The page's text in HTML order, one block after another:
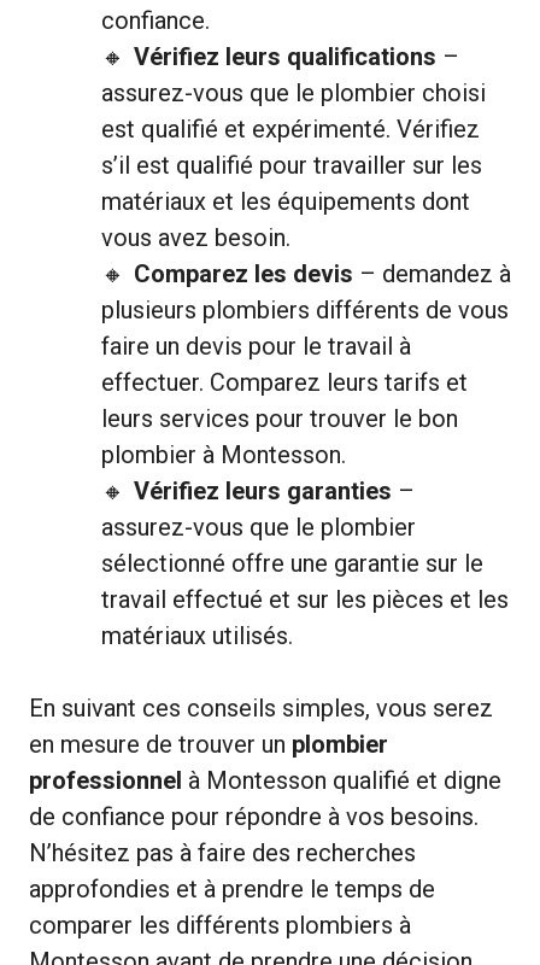
confiance.
Vérifiez leurs qualifications –
assurez-vous que le plombier choisi
est qualifié et expérimenté. Vérifiez
s’il est qualifié pour travailler sur les
matériaux et les équipements dont
vous avez besoin.
Comparez les devis – demandez à
plusieurs plombiers différents de vous
faire un devis pour le travail à
effectuer. Comparez leurs tarifs et
leurs services pour trouver le bon
plombier à Montesson.
Vérifiez leurs garanties –
assurez-vous que le plombier
sélectionné offre une garantie sur le
travail effectué et sur les pièces et les
matériaux utilisés.
En suivant ces conseils simples, vous serez
en mesure de trouver un plombier
professionnel à Montesson qualifié et digne
de confiance pour répondre à vos besoins.
N’hésitez pas à faire des recherches
approfondies et à prendre le temps de
comparer les différents plombiers à